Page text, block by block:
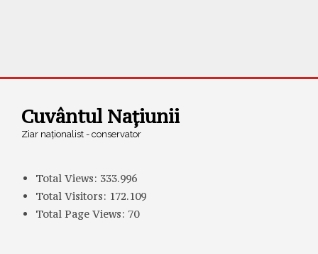
Cuvântul Națiunii
Ziar naționalist - conservator
Total Views: 333.996
Total Visitors: 172.109
Total Page Views: 70